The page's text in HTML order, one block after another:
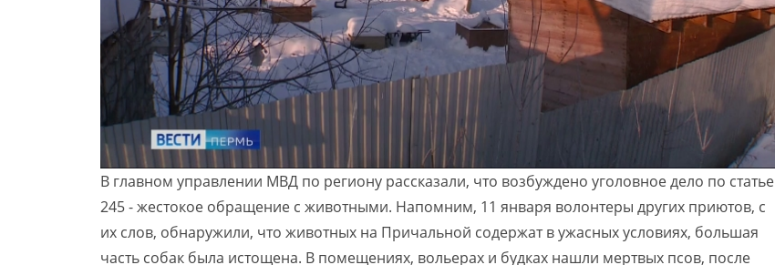
В главном управлении МВД по региону рассказали, что возбуждено уголовное дело по статье
245 - жестокое обращение с животными. Напомним, 11 января волонтеры других приютов, с
их слов, обнаружили, что животных на Причальной содержат в ужасных условиях, большая
часть собак была истощена. В помещениях, вольерах и будках нашли мертвых псов, после